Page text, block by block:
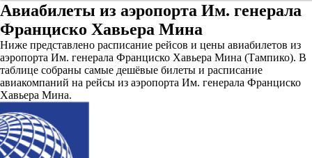
Авиабилеты из аэропорта Им. генерала
Франциско Хавьера Мина
Ниже представлено расписание рейсов и цены авиабилетов из
аэропорта Им. генерала Франциско Хавьера Мина (Тампико). В
таблице собраны самые дешёвые билеты и расписание
авиакомпаний на рейсы из аэропорта Им. генерала Франциско
Хавьера Мина.